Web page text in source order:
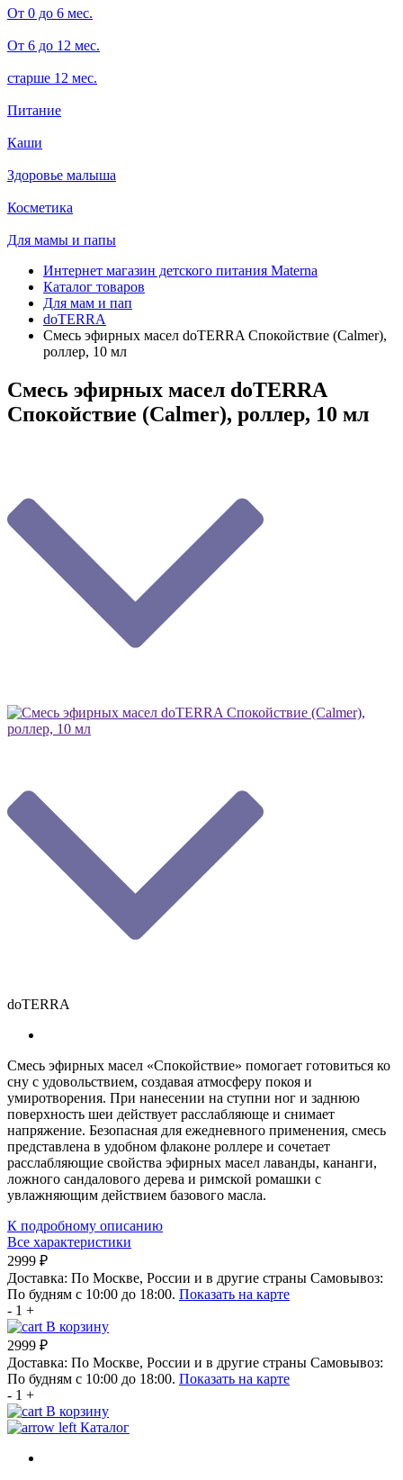
От 0 до 6 мес.
От 6 до 12 мес.
старше 12 мес.
Питание
Каши
Здоровье малыша
Косметика
Для мамы и папы
Интернет магазин детского питания Materna
Каталог товаров
Для мам и пап
doTERRA
Смесь эфирных масел doTERRA Спокойствие (Calmer),
роллер, 10 мл
Смесь эфирных масел doTERRA
Спокойствие (Calmer), роллер, 10 мл
doTERRA
Смесь эфирных масел «Спокойствие» помогает готовиться ко
сну с удовольствием, создавая атмосферу покоя и
умиротворения. При нанесении на ступни ног и заднюю
поверхность шеи действует расслабляюще и снимает
напряжение. Безопасная для ежедневного применения, смесь
представлена в удобном флаконе роллере и сочетает
расслабляющие свойства эфирных масел лаванды, кананги,
ложного сандалового дерева и римской ромашки с
увлажняющим действием базового масла.
К подробному описанию
Все характеристики
2999 ₽
Доставка: По Москве, России и в другие страны Самовывоз:
По будням с 10:00 до 18:00. Показать на карте
- 1 +
В корзину
2999 ₽
Доставка: По Москве, России и в другие страны Самовывоз:
По будням с 10:00 до 18:00. Показать на карте
- 1 +
В корзину
Каталог